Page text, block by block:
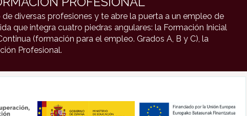
diversas profesiones y te abre la puerta a un empleo de
que integra cuatro piedras angulares: la Formación Inicial
(formación para el empleo. Grados A, B y C), la
Profesional.